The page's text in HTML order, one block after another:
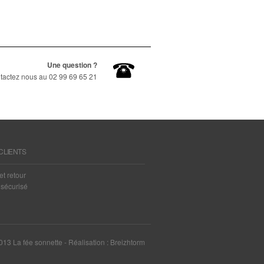
Une question ?
nous au 02 99 69 65 21
retour
La fée sonnette - Réalisation : Breizhtorm